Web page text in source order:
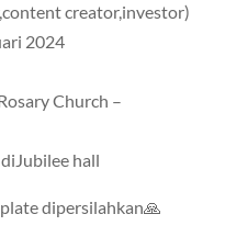
creator,investor)
2024
Church –
hall
dipersilahkan🙏